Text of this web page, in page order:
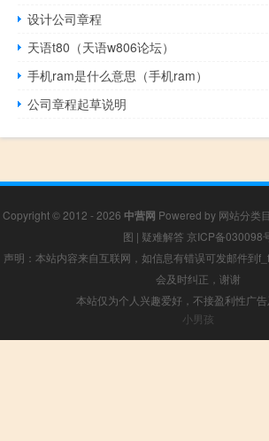
设计公司章程
天语t80（天语w806论坛）
手机ram是什么意思（手机ram）
公司章程起草说明
Copyright © 2012 - 2026 中营网 Powered by 网站分类
图 | 疑难解答 京ICP备030098
声明：本站内容来自互联网，如信息有错误可发邮件到
会及时纠正，谢谢
本站仅为个人兴趣爱好，不接盈利性广
小男孩